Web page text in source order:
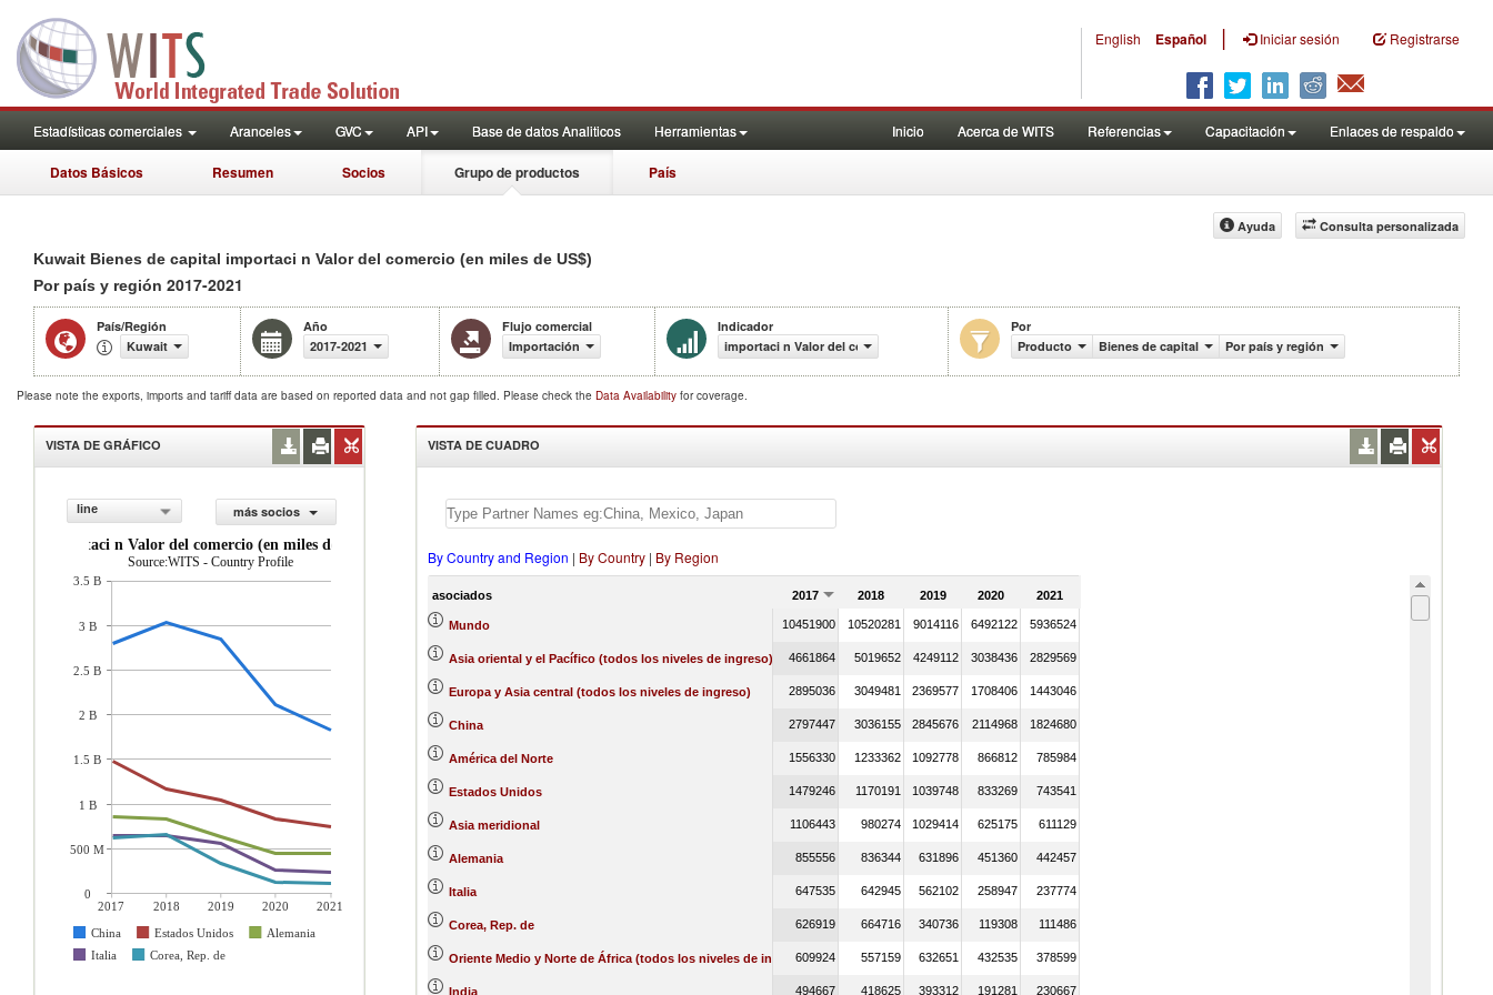
English Español | Iniciar sesión Registrarse
Estadísticas comerciales Aranceles GVC API Base de datos Analiticos Herramientas Inicio Acerca de WITS Referencias Capacitación Enlaces de respaldo
Datos Básicos Resumen Socios Grupo de productos País
Consulta personalizada
Ayuda
Kuwait Bienes de capital importaci n Valor del comercio (en miles de US$)
Por país y región 2017-2021
País/Región
Kuwait
Año
2017-2021
Flujo comercial
Importación
Indicador
importaci n Valor del comercio (en miles de US$)
Por
Producto
Bienes de capital Por país y región
Please note the exports, imports and tariff data are based on reported data and not gap filled. Please check the Data Availability for coverage.
VISTA DE GRÁFICO
line
más socios
importaci n Valor del comercio (en miles de US$)
Source:WITS - Country Profile
2017 2018 2019 2020
2021
China
Estados Unidos
Alemania
Italia
Corea, Rep. de
3.5 B
3 B
2.5 B
2 B
1.5 B
1 B
500 M
0
VISTA DE CUADRO
By Country and Region | By Country| By Region
asociados 2017 2018 2019 2020 2021
Mundo 10451900 10520281 9014116 6492122 5936524
Asia oriental y el Pacífico (todos los niveles de ingreso) 4661864 5019652 4249112 3038436 2829569
Europa y Asia central (todos los niveles de ingreso) 2895036 3049481 2369577 1708406 1443046
China 2797447 3036155 2845676 2114968 1824680
América del Norte 1556330 1233362 1092778 866812 785984
Estados Unidos 1479246 1170191 1039748 833269 743541
Asia meridional 1106443 980274 1029414 625175 611129
Alemania 855556 836344 631896 451360 442457
Italia 647535 642945 562102 258947 237774
Corea, Rep. de 626919 664716 340736 119308 111486
Oriente Medio y Norte de África (todos los niveles de ingreso)609924 557159 632651 432535 378599
India 494667 418625 393312 191281 230667